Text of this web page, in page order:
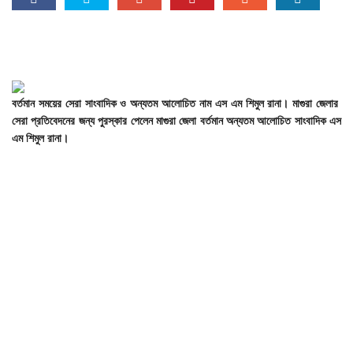
বর্তমান সময়ের সেরা সাংবাদিকওঅন্যতমআলোচিতনাম এস এম শিমুলরানা।মাগুরাজেলার
সেরাপ্রতিবেদনের জন্যপুরস্কার পেলেনমাগুরাজেলা বর্তমানঅন্যতমআলোচিত সাংবাদিকএস
এমশিমুলরানা।